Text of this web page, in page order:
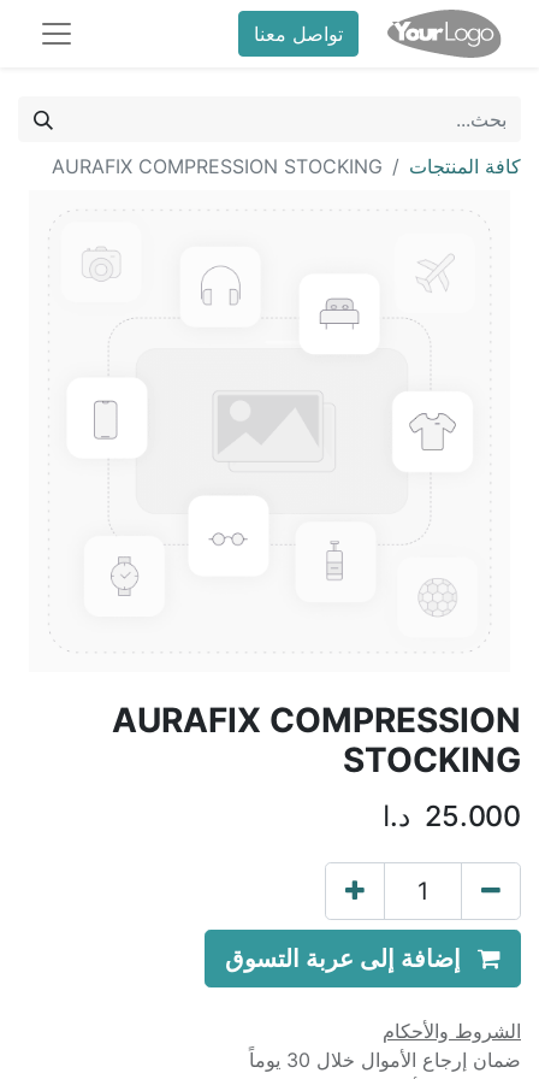
تواصل معنا
كافة المنتجات AURAFIX COMPRESSION STOCKING
AURAFIX COMPRESSION
STOCKING
25.000 د.ا
إضافة إلى عربة التسوق
الشروط والأحكام
ضمان إرجاع الأموال خلال 30 يوماً